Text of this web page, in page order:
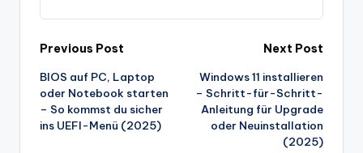
Post
navigation
Previous Post
BIOS auf PC, Laptop
oder Notebook starten
– So kommst du sicher
ins UEFI-Menü (2025)
Next Post
Windows 11 installieren
– Schritt-für-Schritt-
Anleitung für Upgrade
oder Neuinstallation
(2025)